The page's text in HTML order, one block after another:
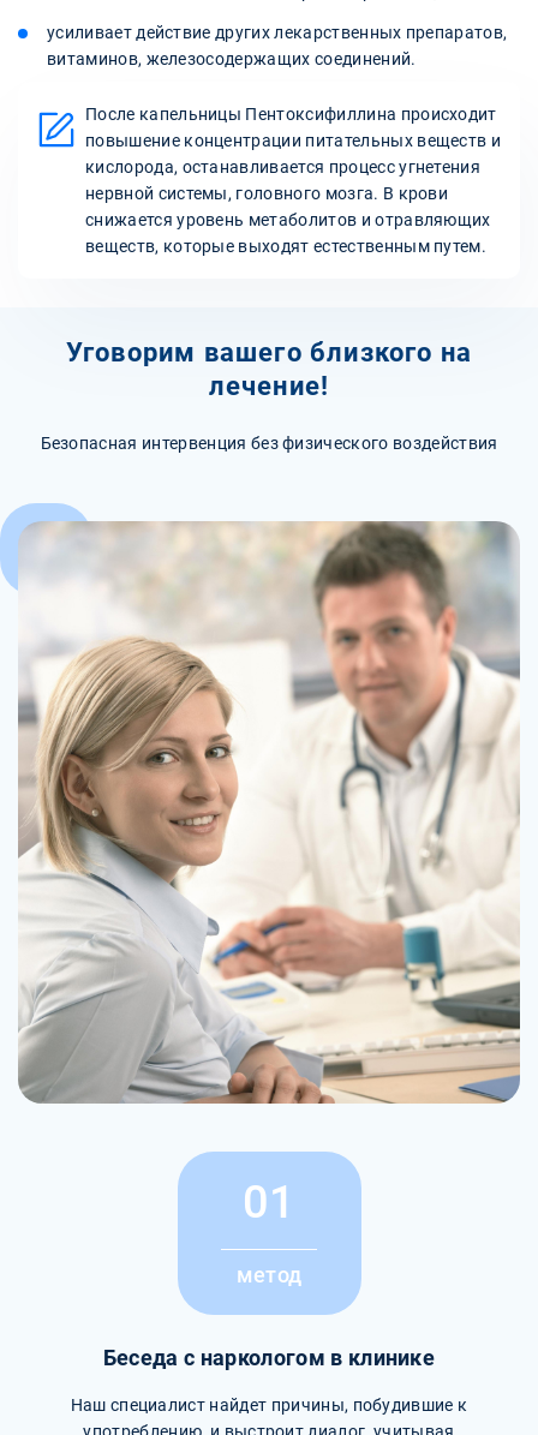
усиливает действие других лекарственных препаратов,
витаминов, железосодержащих соединений.
После капельницы Пентоксифиллина происходит
повышение концентрации питательных веществ и
кислорода, останавливается процесс угнетения
нервной системы, головного мозга. В крови
снижается уровень метаболитов и отравляющих
веществ, которые выходят естественным путем.
Уговорим вашего близкого на
лечение!
Безопасная интервенция без физического воздействия
01
метод
Беседа с наркологом в клинике
Наш специалист найдет причины, побудившие к